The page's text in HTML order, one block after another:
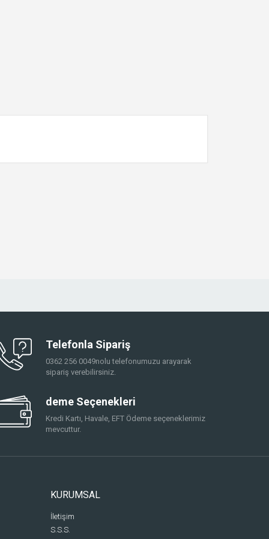
Telefonla Sipariş
0362 256 0049nolu telefonumuzu arayarak
sipariş verebilirsiniz.
deme Seçenekleri
Kredi Kartı, Havale, EFT Ödeme seçeneklerimiz
mevcuttur.
KURUMSAL
İletişim
S.S.S.